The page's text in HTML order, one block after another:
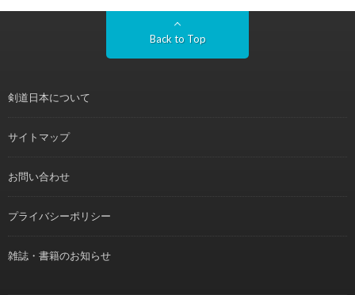
Back to Top
剣道日本について
サイトマップ
お問い合わせ
プライバシーポリシー
雑誌・書籍のお知らせ